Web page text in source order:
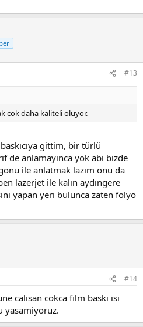
#13
cok daha kaliteli oluyor.
gittim, bir türlü
de anlamayınca yok abi bizde
ile anlatmak lazım onu da
lazerjet ile kalın aydıngere
yapan yeri bulunca zaten folyo
#14
calisan cokca film baski isi
yasamiyoruz.